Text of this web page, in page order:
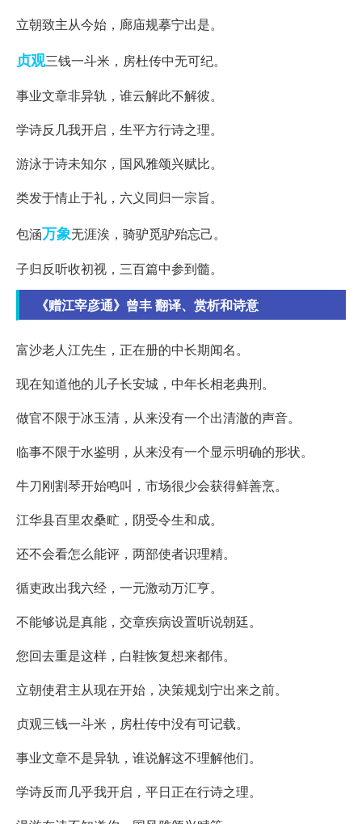
立朝致主从今始，廊庙规摹宁出是。
贞观三钱一斗米，房杜传中无可纪。
事业文章非异轨，谁云解此不解彼。
学诗反几我开启，生平方行诗之理。
游泳于诗未知尔，国风雅颂兴赋比。
类发于情止于礼，六义同归一宗旨。
包涵万象无涯涘，骑驴觅驴殆忘己。
子归反听收初视，三百篇中参到髓。
《赠江宰彦通》曾丰 翻译、赏析和诗意
富沙老人江先生，正在册的中长期闻名。
现在知道他的儿子长安城，中年长相老典刑。
做官不限于冰玉清，从来没有一个出清澈的声音。
临事不限于水鉴明，从来没有一个显示明确的形状。
牛刀刚割琴开始鸣叫，市场很少会获得鲜善烹。
江华县百里农桑甿，阴受令生和成。
还不会看怎么能评，两部使者识理精。
循吏政出我六经，一元激动万汇亨。
不能够说是真能，交章疾病设置听说朝廷。
您回去重是这样，白鞋恢复想来都伟。
立朝使君主从现在开始，决策规划宁出来之前。
贞观三钱一斗米，房杜传中没有可记载。
事业文章不是异轨，谁说解这不理解他们。
学诗反而几乎我开启，平日正在行诗之理。